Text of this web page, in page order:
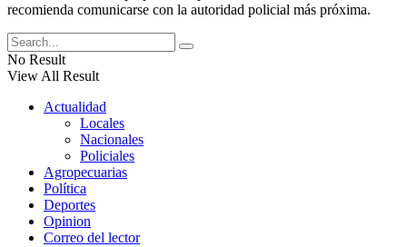
recomienda comunicarse con la autoridad policial más próxima.
No Result
View All Result
Actualidad
Locales
Nacionales
Policiales
Agropecuarias
Política
Deportes
Opinion
Correo del lector